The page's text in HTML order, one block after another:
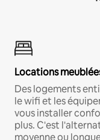
Locations
Des logements
le wifi et les
vous installer
plus. C'est
moyenne ou